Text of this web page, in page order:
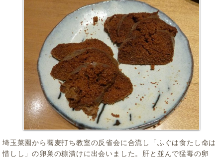
埼玉菜園から蕎麦打ち教室の反省会に合流し「ふぐは食たし命は
惜しし」の卵巣の糠漬けに出会いました。肝と並んで猛毒の卵